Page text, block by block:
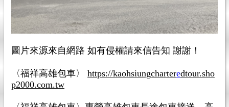
圖片來源來自網路 如有侵權請來信告知 謝謝！
〈福祥高雄包車〉 https://kaohsiungcharteredtour.sho
p2000.com.tw